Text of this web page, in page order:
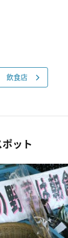
飲食店
ット